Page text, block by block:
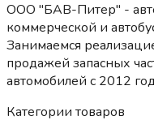
ООО "БАВ-Питер" -
коммерческой и
Занимаемся
продажей запасных
автомобилей c 2012
Категории товаров